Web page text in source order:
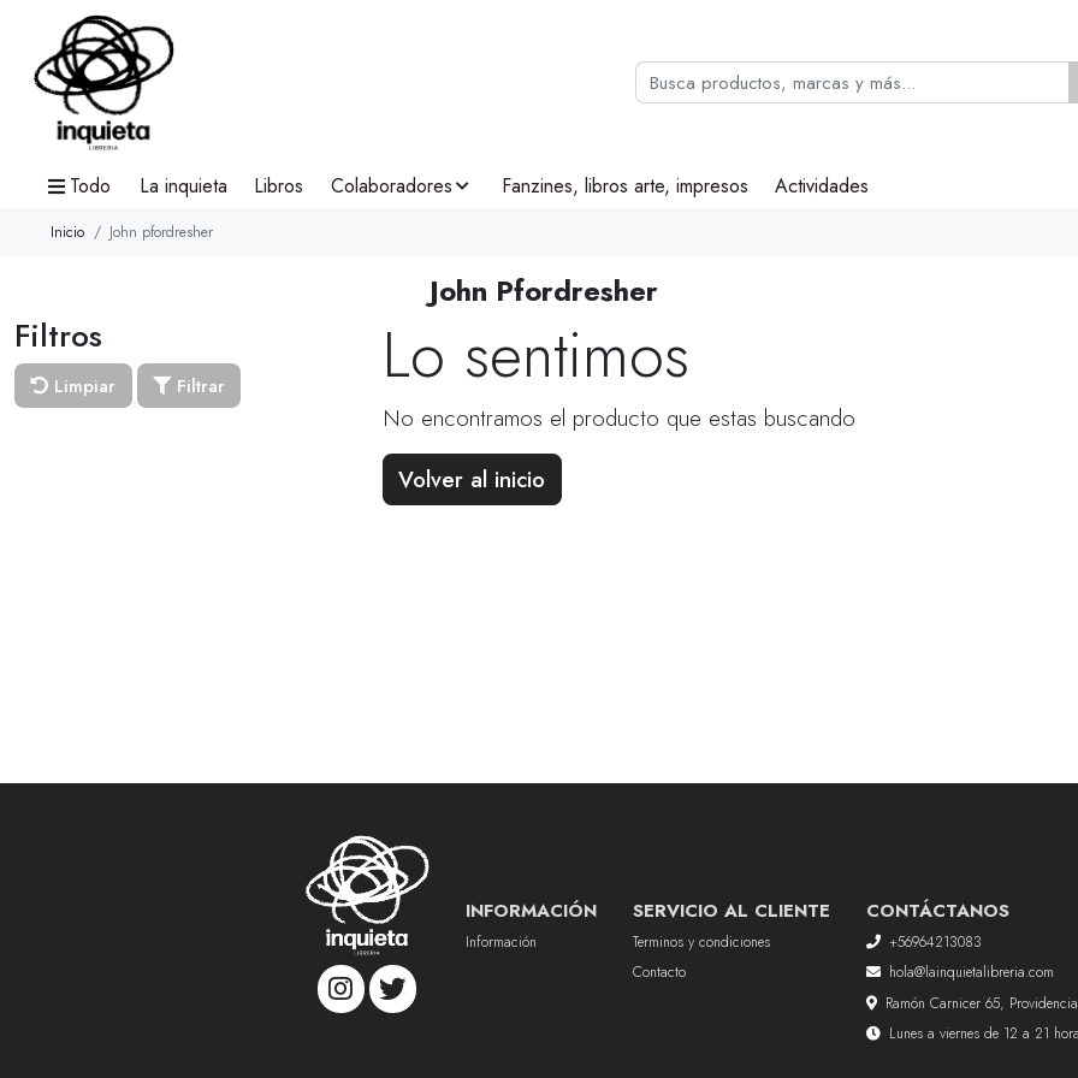
Todo La inquieta Libros Colaboradores Fanzines, libros arte, impresos Actividades
Inicio John pfordresher
John Pfordresher
Filtros
Limpiar Filtrar Lo sentimos
No encontramos el producto que estas buscando
Volver al inicio
INFORMACIÓN
Información
SERVICIO AL CLIENTE
Terminos y condiciones
Contacto
CONTÁCTANOS
+56964213083
hola@lainquietalibreria.com
Ramón Carnicer 65,
Lunes a viernes de 12 a 21